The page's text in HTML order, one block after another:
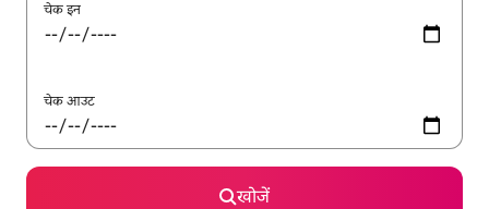
चेक इन
चेक आउट
खोजें